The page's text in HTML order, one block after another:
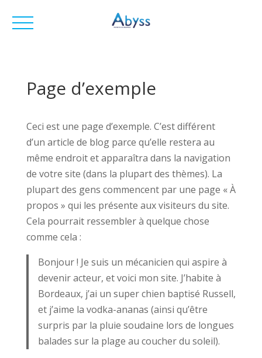
Services
Recrutement
CONTACT
01 64 89 74 20
contact@abyss-services.fr
contact@abyss-services.fr
Page d’exemple
Ceci est une page d’exemple. C’est différent
d’un article de blog parce qu’elle restera au
même endroit et apparaîtra dans la navigation
de votre site (dans la plupart des thèmes). La
plupart des gens commencent par une page « À
propos » qui les présente aux visiteurs du site.
Cela pourrait ressembler à quelque chose
comme cela :
Bonjour ! Je suis un mécanicien qui aspire à
devenir acteur, et voici mon site. J’habite à
Bordeaux, j’ai un super chien baptisé Russell,
et j’aime la vodka-ananas (ainsi qu’être
surpris par la pluie soudaine lors de longues
balades sur la plage au coucher du soleil).